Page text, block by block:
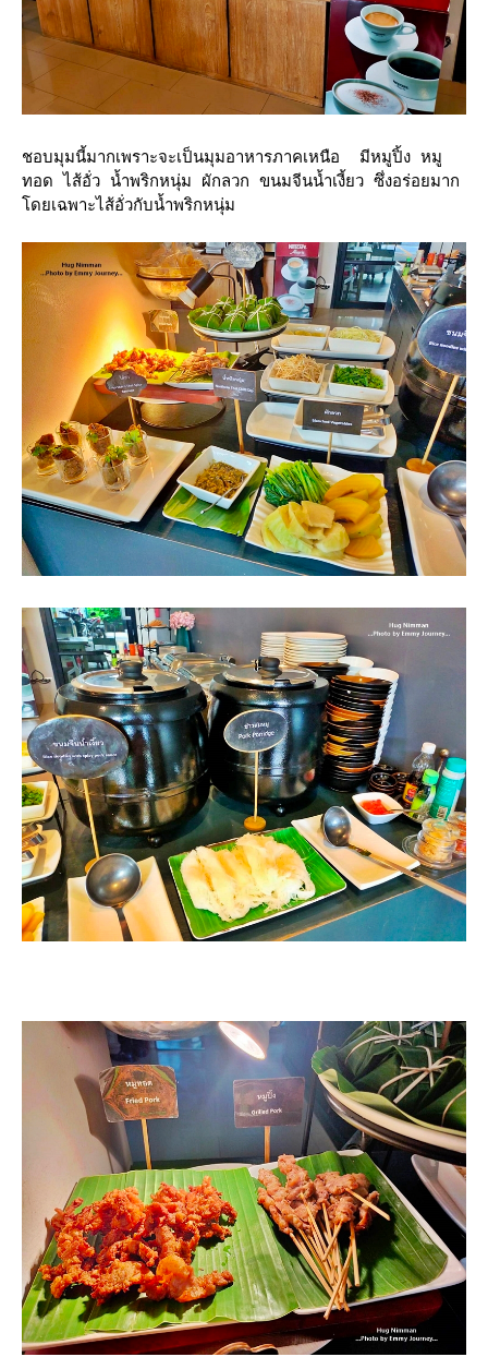
ชอบมุมนี้มากเพราะจะเป็นมุมอาหารภาคเหนือ มีหมูปิ้ง หมู
ทอด ไส้อั่ว น้ำพริกหนุ่ม ผักลวก ขนมจีนน้ำเงี้ยว ซึ่งอร่อยมาก
ดยเฉพาะไส้อั่วกับน้ำพริกหนุ่ม